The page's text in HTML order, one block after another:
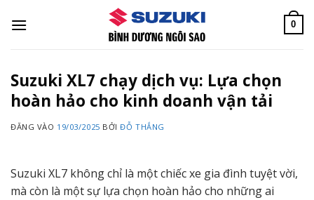
qua
0
Suzuki XL7 chạy dịch vụ: Lựa chọn
hoàn hảo cho kinh doanh vận tải
ĐĂNG VÀO 19/03/2025 BỞIĐỖ THẮNG
Suzuki XL7 không chỉ là một chiếc xe gia đình tuyệt vời,
mà còn là một sự lựa chọn hoàn hảo cho những ai